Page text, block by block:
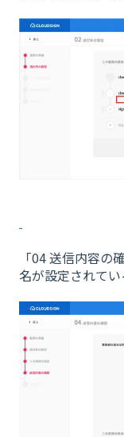
「04 送信内容の
名が設定されてい